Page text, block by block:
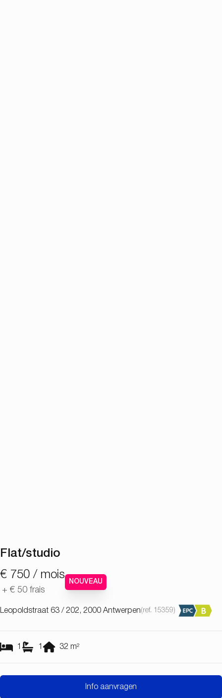
Flat/studio
€ 750 / mois
+ € 50 frais
NOUVEAU
Leopoldstraat 63 / 202, 2000 Antwerpen(ref. 15359)
1 1 32 m²
Info aanvragen